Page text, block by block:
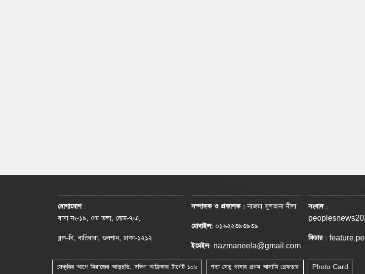
যোগাযোগ :
বাসা নং-১৯, ৫ম তলা, রোড-৭/এ,
ব্লক-বি, বারিধারা, গুলশান, ঢাকা-১২১২
সম্পাদক ও প্রকাশক :নাজমা সুলতানা নীলা
মোবাইল: ০১৬২২৩৯৩৯৩৯
ইমেইল: nazmaneela@gmail.com
সংবাদ:
ফিচার:
Photo Card
পদ্মা সেতু থানার প্রথম আসামি গ্রেফতার
সেঞ্চুরির আগে মিরাজের আত্মহুতি, দক্ষিণ আফ্রিকার টার্গেট ১০৬